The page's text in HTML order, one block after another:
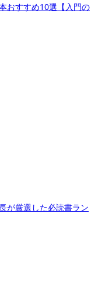
おすすめ10選【入門の
が厳選した必読書ラン